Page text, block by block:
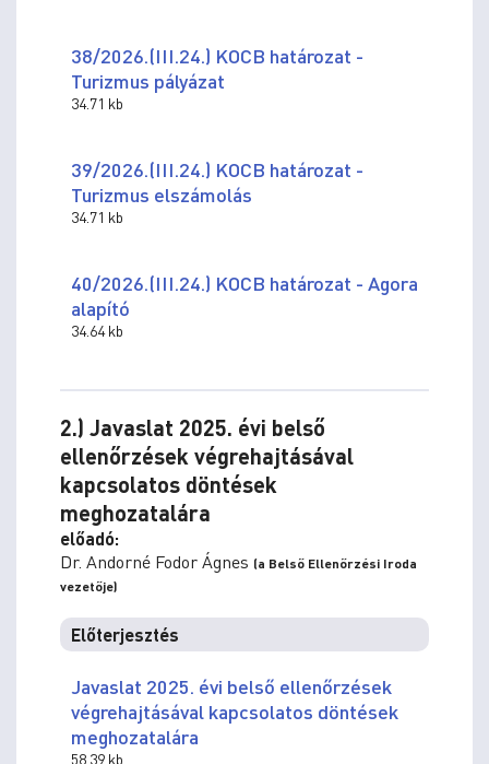
38/2026.(III.24.) KOCB határozat -
Turizmus pályázat
34.71 kb
39/2026.(III.24.) KOCB határozat -
Turizmus elszámolás
34.71 kb
40/2026.(III.24.) KOCB határozat - Agora
alapító
34.64 kb
2.) Javaslat 2025. évi belső
ellenőrzések végrehajtásával
kapcsolatos döntések
meghozatalára
előadó:
Dr. Andorné Fodor Ágnes (a Belső Ellenőrzési Iroda
vezetője)
Előterjesztés
Javaslat 2025. évi belső ellenőrzések
végrehajtásával kapcsolatos döntések
meghozatalára
58.39 kb